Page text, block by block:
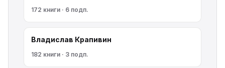
172 книги · 6 подп.
Владислав Крапивин
182 книги · 3 подп.